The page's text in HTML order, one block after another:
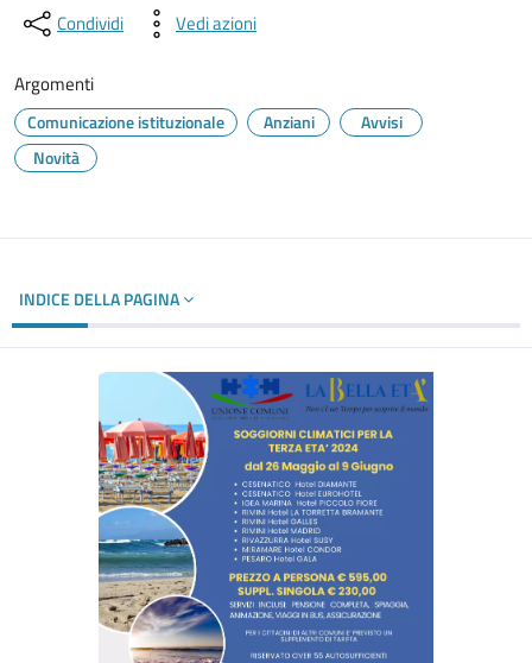
Condividi Vedi azioni
Argomenti
Comunicazione istituzionale Anziani
Avvisi
Novità
INDICE DELLA PAGINA